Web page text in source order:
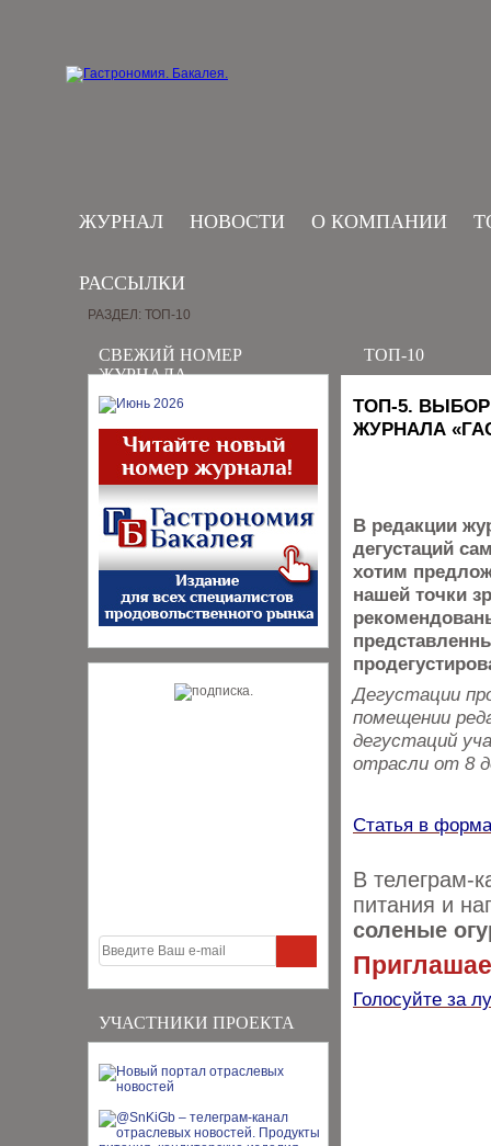
ЖУРНАЛ НОВОСТИ О КОМПАНИИ
РАССЫЛКИ
СВЕЖИЙ НОМЕР
ЖУРНАЛА
УЧАСТНИКИ ПРОЕКТА
РАЗДЕЛ: ТОП-10
ТОП-10
ТОП-5.
ЖУРНАЛА
В редакции
дегустаций
хотим
нашей точки
Дегустации
помещении
дегустаций
отрасли от 8
Статья в
В телеграм-
питания и
соленые
Голосуйте за